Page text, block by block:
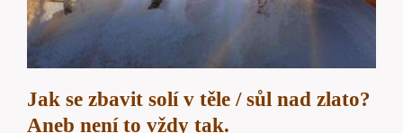
Jak se zbavit solí v těle / sůl nad zlato?
Aneb není to vždy tak.